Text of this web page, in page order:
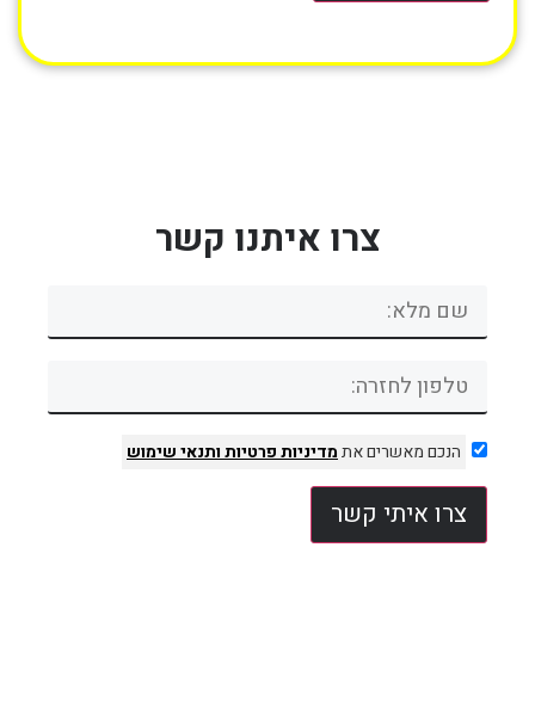
צרו איתנו קשר
הנכם מאשרים אתמדיניות פרטיותותנאי שימוש
צרו איתי קשר